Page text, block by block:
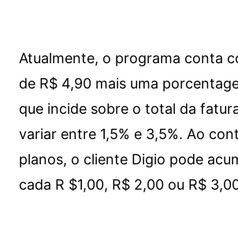
Atualmente, o programa conta
de R$ 4,90 mais uma
que incide sobre o total da
variar entre 1,5% e 3,5%. Ao
planos, o cliente Digio pode
cada R $1,00, R$ 2,00 ou R$